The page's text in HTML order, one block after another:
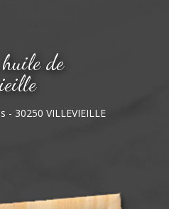
de
- 30250 VILLEVIEILLE